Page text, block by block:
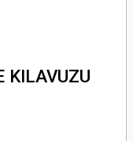
KILAVUZU